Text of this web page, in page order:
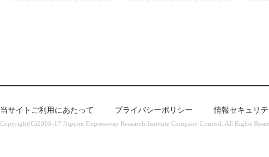
当サイトご利用にあたって プライバシーポリシー 情報セキュリ
Copyright(C)2008-17 Nippon Expressway Research Institute Company Limited. All Rights